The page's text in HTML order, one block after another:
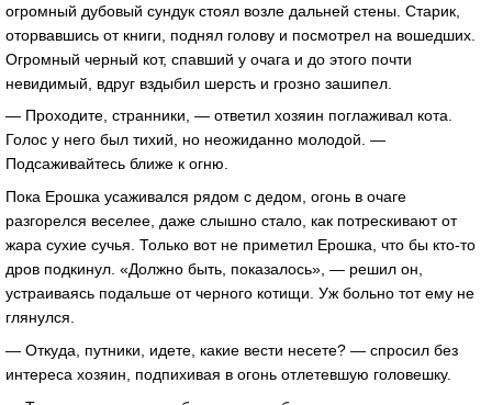
огромный дубовый сундук стоял возле дальней стены. Старик,
оторвавшись от книги, поднял голову и посмотрел на вошедших.
Огромный черный кот, спавший у очага и до этого почти
невидимый, вдруг вздыбил шерсть и грозно зашипел.
— Проходите, странники, — ответил хозяин поглаживал кота.
Голос у него был тихий, но неожиданно молодой. —
Подсаживайтесь ближе к огню.
Пока Ерошка усаживался рядом с дедом, огонь в очаге
разгорелся веселее, даже слышно стало, как потрескивают от
жара сухие сучья. Только вот не приметил Ерошка, что бы кто-то
дров подкинул. «Должно быть, показалось», — решил он,
устраиваясь подальше от черного котищи. Уж больно тот ему не
глянулся.
— Откуда, путники, идете, какие вести несете? — спросил без
интереса хозяин, подпихивая в огонь отлетевшую головешку.